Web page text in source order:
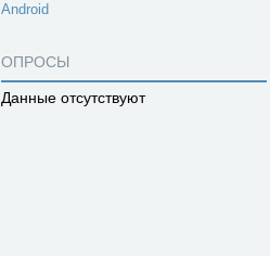
Android
ОПРОСЫ
Данные отсутствуют